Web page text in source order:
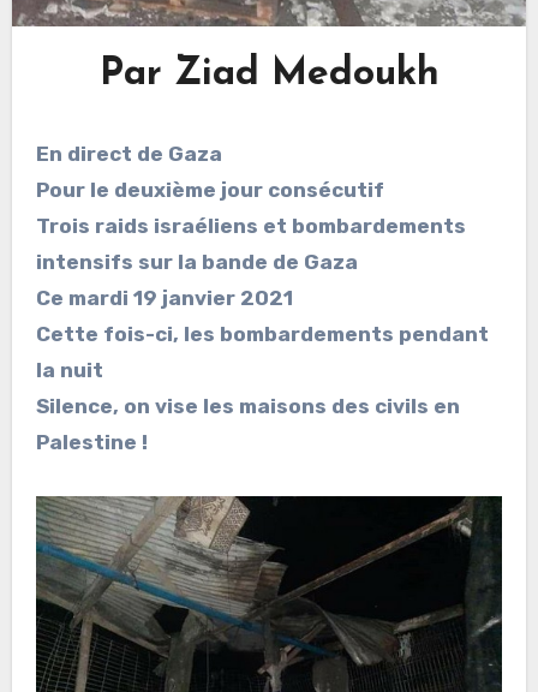
Par Ziad Medoukh
En direct de Gaza
Pour le deuxième jour consécutif
Trois raids israéliens et bombardements
intensifs sur la bande de Gaza
Ce mardi 19 janvier 2021
Cette fois-ci, les bombardements pendant
la nuit
Silence, on vise les maisons des civils en
Palestine !